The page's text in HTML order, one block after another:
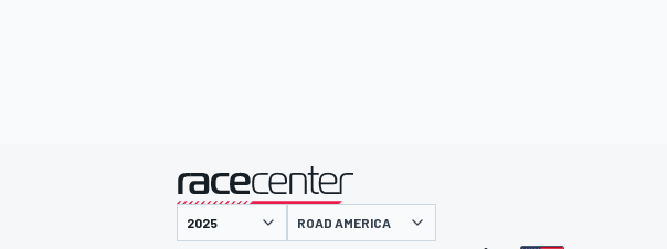
présenté par
ROAD AMERICA